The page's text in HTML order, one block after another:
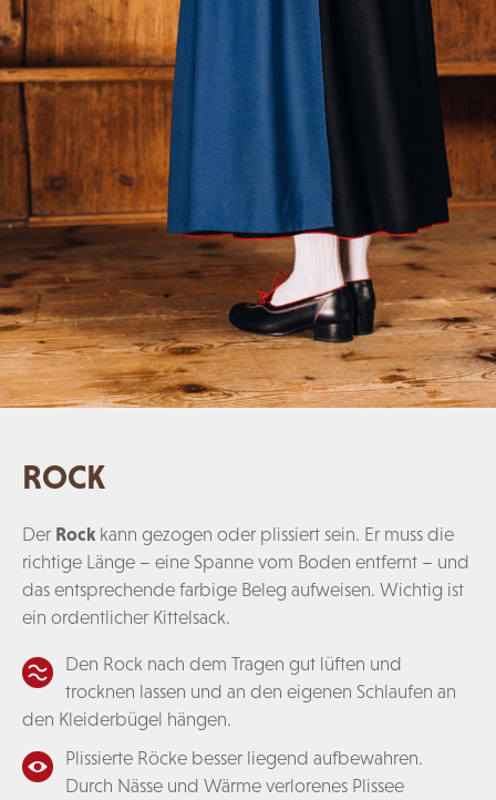
ROCK
Der Rock kann gezogen oder plissiert sein. Er muss die
richtige Länge – eine Spanne vom Boden entfernt – und
das entsprechende farbige Beleg aufweisen. Wichtig ist
ein ordentlicher Kittelsack.
Den Rock nach dem Tragen gut lüften und
trocknen lassen und an den eigenen Schlaufen an
den Kleiderbügel hängen.
Plissierte Röcke besser liegend aufbewahren.
Durch Nässe und Wärme verlorenes Plissee